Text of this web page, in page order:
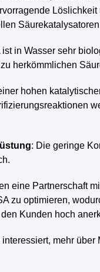
ist in Wasser sehr
herkömmlichen
hohen
: Die geringe
eine Partnerschaft
zu optimieren,
Kunden hoch
interessiert, mehr